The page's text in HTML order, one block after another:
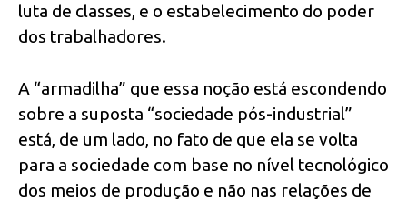
luta de classes, e o estabelecimento do poder
dos trabalhadores.
A “armadilha” que essa noção está escondendo
sobre a suposta “sociedade pós-industrial”
está, de um lado, no fato de que ela se volta
para a sociedade com base no nível tecnológico
dos meios de produção e não nas relações de